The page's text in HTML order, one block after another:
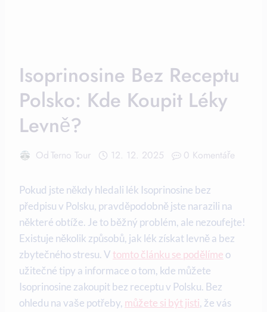
Isoprinosine Bez Receptu
Polsko: Kde Koupit Léky
Levně?
OdTerno Tour 12. 12. 2025 0 Komentáře
Pokud jste někdy hledali lék Isoprinosine bez
předpisu v Polsku, pravděpodobně jste narazili na
některé obtíže. Je to běžný problém, ale nezoufejte!
Existuje několik způsobů, jak lék získat levně a bez
zbytečného stresu. V tomto článku se podělíme o
užitečné tipy a informace o tom, kde můžete
Isoprinosine zakoupit bez receptu v Polsku. Bez
ohledu na vaše potřeby, můžete si být jisti, že vás